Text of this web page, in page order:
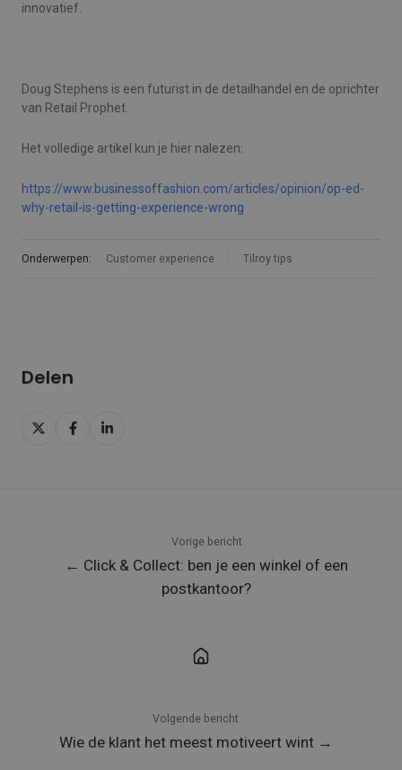
innovatief.
Doug Stephens is een futurist in de detailhandel en de oprichter
van Retail Prophet.
Het volledige artikel kun je hier nalezen:
https://www.businessoffashion.com/articles/opinion/op-ed-
why-retail-is-getting-experience-wrong
Onderwerpen: Customer experience Tilroy tips
Delen
Delen
op
Delen
Delen
op
Vorige bericht
← Click & Collect: ben je een winkel of een
postkantoor?
Volgende bericht
Wie de klant het meest motiveert wint →